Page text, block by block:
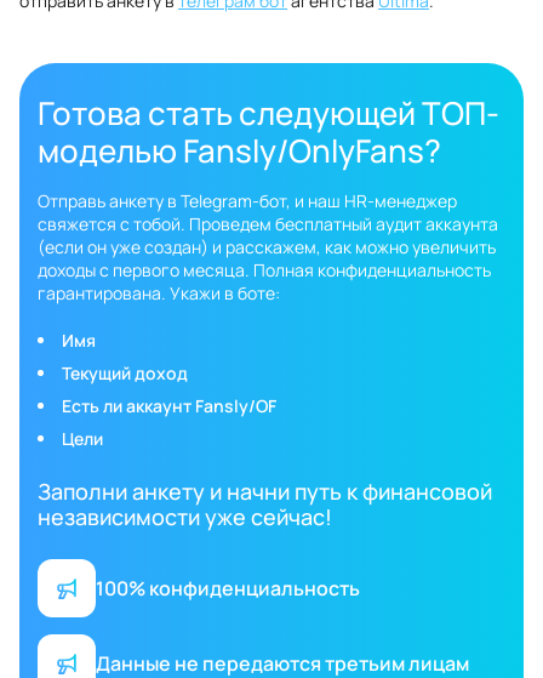
Готова стать следующей ТОП-
моделью Fansly/OnlyFans?
Отправь анкету в Telegram-бот, и наш HR-менеджер
свяжется с тобой. Проведем бесплатный аудит аккаунта
(если он уже создан) и расскажем, как можно увеличить
доходы с первого месяца. Полная конфиденциальность
гарантирована. Укажи в боте:
Имя
Текущий доход
Есть ли аккаунт Fansly/OF
Цели
Заполни анкету и начни путь к финансовой
независимости уже сейчас!
100% конфиденциальность
Данные не передаются третьим лицам